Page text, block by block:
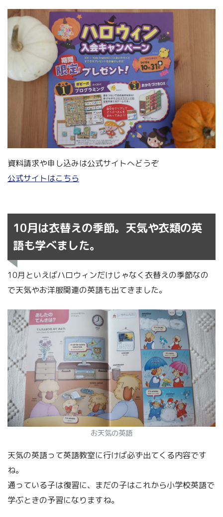
資料請求や申し込みは公式サイトへどうぞ
公式サイトはこちら
10月は衣替えの季節。天気や衣類の英
語も学べました。
10月といえばハロウィンだけじゃなく衣替えの季節なの
で天気やお洋服関連の英語も出てきました。
お天気の英語
天気の英語って英語教室に行けば必ず出てくる内容です
ね。
通っている子は復習に、まだの子はこれから小学校英語で
学ぶときの予習になりますね。